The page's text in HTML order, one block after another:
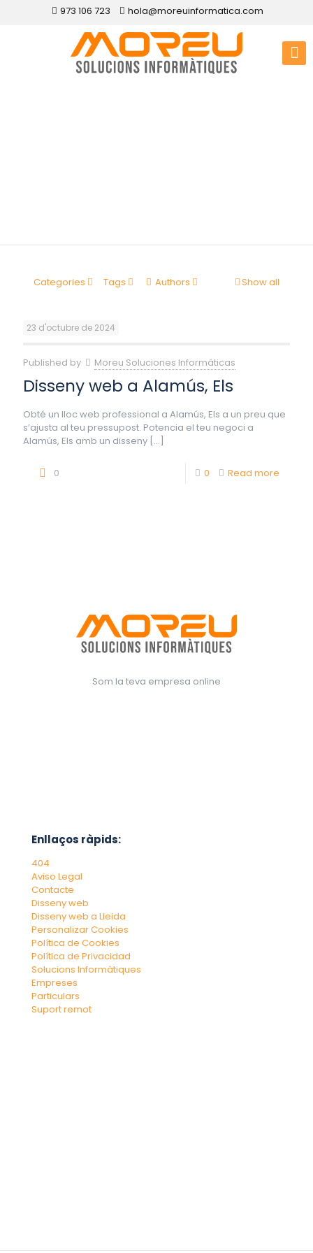
973 106 723 hola@moreuinformatica.com
Categories Tags Authors Show all
23 d'octubre de 2024
Published by Moreu Soluciones Informáticas
Disseny web a Alamús, Els
Obté un lloc web professional a Alamús, Els a un preu que
s’ajusta al teu pressupost. Potencia el teu negoci a
Alamús, Els amb un disseny […]
0 0 Read more
Som la teva empresa online
Enllaços ràpids:
404
Aviso Legal
Contacte
Disseny web
Disseny web a Lleida
Personalizar Cookies
Política de Cookies
Política de Privacidad
Solucions Informàtiques
Empreses
Particulars
Suport remot